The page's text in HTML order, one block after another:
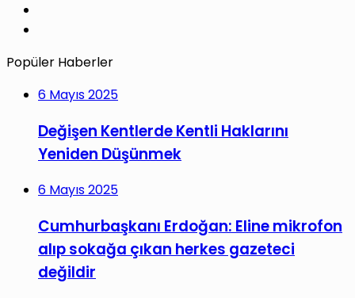
Popüler Haberler
6 Mayıs 2025
Değişen Kentlerde Kentli Haklarını
Yeniden Düşünmek
6 Mayıs 2025
Cumhurbaşkanı Erdoğan: Eline mikrofon
alıp sokağa çıkan herkes gazeteci
değildir